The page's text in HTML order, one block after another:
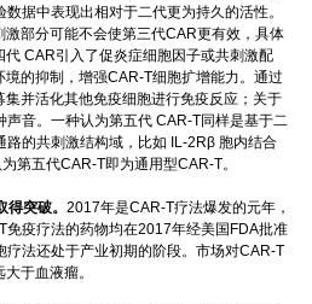
据中表现出相对于二代更为持久的活性。
部分可能不会使第三代CAR更有效，具体
CAR引入了促炎症细胞因子或共刺激配
的抑制，增强CAR-T细胞扩增能力。通过
并活化其他免疫细胞进行免疫反应；关于
音。一种认为第五代 CAR-T同样是基于二
的共刺激结构域，比如 IL-2Rβ 胞内结合
第五代CAR-T即为通用型CAR-T。
突破。 2017年是CAR-T疗法爆发的元年，
免疫疗法的药物均在2017年经美国FDA批准
法还处于产业初期的阶段。市场对CAR-T
于血液瘤。